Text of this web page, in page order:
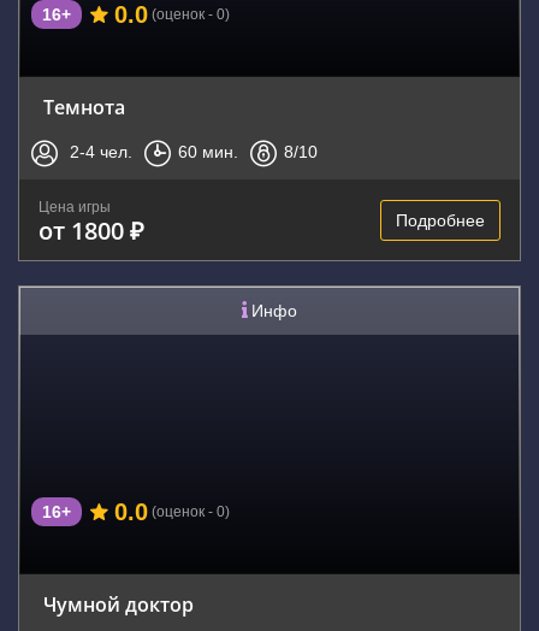
16+ 0.0 (оценок - 0)
Темнота
2-4 чел. 60 мин. 8/10
Цена игры
от 1800 ₽ Подробнее
Инфо
16+ 0.0 (оценок - 0)
Чумной доктор